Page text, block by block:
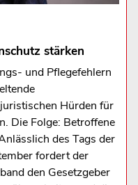
stärken
und Pflegefehlern
Hürden für
Die Folge: Betroffene
des Tags der
fordert der
den Gesetzgeber